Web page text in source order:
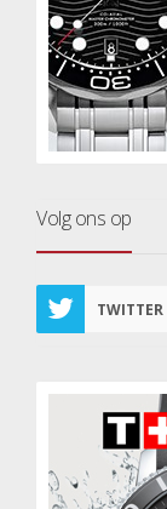
Volg ons op
TWITTER